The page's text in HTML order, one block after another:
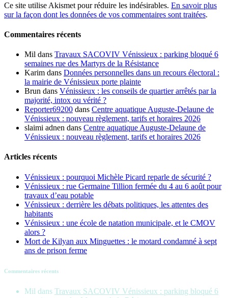
Ce site utilise Akismet pour réduire les indésirables. En savoir plus
sur la façon dont les données de vos commentaires sont traitées.
Commentaires récents
Mil dans Travaux SACOVIV Vénissieux : parking bloqué 6
semaines rue des Martyrs de la Résistance
Karim dans Données personnelles dans un recours électoral :
la mairie de Vénissieux porte plainte
Brun dans Vénissieux : les conseils de quartier arrêtés par la
majorité, intox ou vérité ?
Reporter69200 dans Centre aquatique Auguste-Delaune de
Vénissieux : nouveau règlement, tarifs et horaires 2026
slaimi adnen dans Centre aquatique Auguste-Delaune de
Vénissieux : nouveau règlement, tarifs et horaires 2026
Articles récents
Vénissieux : pourquoi Michèle Picard reparle de sécurité ?
Vénissieux : rue Germaine Tillion fermée du 4 au 6 août pour
travaux d’eau potable
Vénissieux : derrière les débats politiques, les attentes des
habitants
Vénissieux : une école de natation municipale, et le CMOV
alors ?
Mort de Kilyan aux Minguettes : le motard condamné à sept
ans de prison ferme
Commentaires récents
Mil dans Travaux SACOVIV Vénissieux : parking bloqué 6